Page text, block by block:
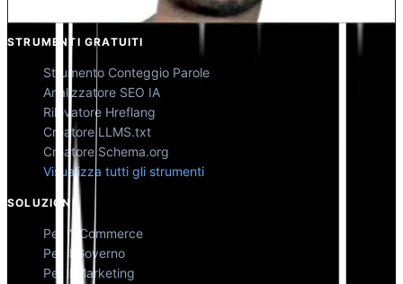
STRUMENTI GRATUITI
Strumento Conteggio Parole
Analizzatore SEO IA
Rilevatore Hreflang
Creatore LLMS.txt
Creatore Schema.org
Visualizza tutti gli strumenti
SOLUZIONI
Per l'eCommerce
Per il Governo
Per il Marketing